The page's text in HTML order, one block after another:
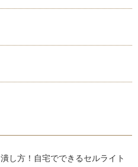
し方！自宅でできるセルライト